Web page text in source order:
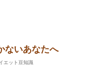
ないあなたへ
エット豆知識